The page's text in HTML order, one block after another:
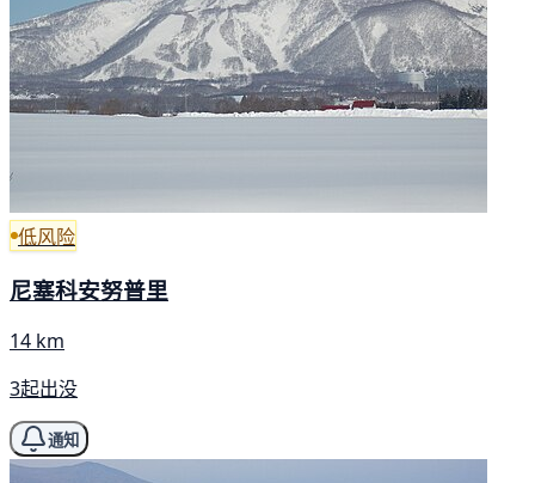
低风险
尼塞科安努普里
14 km
3起出没
通知